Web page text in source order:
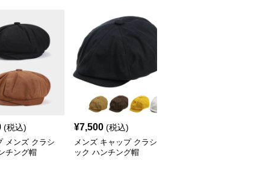
(税込)
メンズ クラシ
チング帽
¥7,500 (税込)
メンズ キャップ クラシ
ック ハンチング帽